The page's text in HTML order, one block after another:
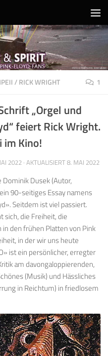
/RICK WRIGHT 1
„Orgel und
feiert Rick Wright.
im Kino!
2022 · AKTUALISIERT8. MAI 2022
Dusek (Autor,
90-seitiges Essay namens
Seitdem ist viel passiert.
sich, die Freiheit, die
den frühen Platten von Pink
in der wir uns heute
ist ein persönlicher, erregter
am davongaloppierenden,
(Musik) und Hässliches
in Reichtum) in friedlosem